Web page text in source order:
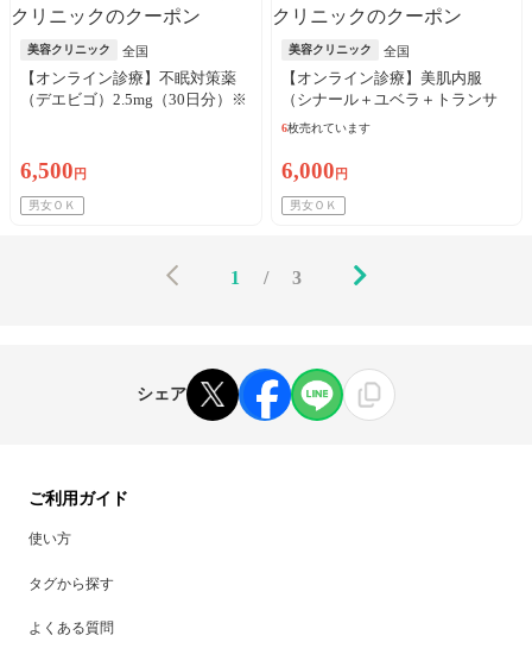
美容クリニック 全国
【オンライン診療】不眠対策薬
（デエビゴ）2.5mg（30日分）※
6,500 円
男女ＯＫ
美容クリニック 全国
【オンライン診療】美肌内服
（シナール＋ユベラ＋トランサ
ミン250mg）30日分 ※初診料・
6枚売れています
6,000 円
男女ＯＫ
1 / 3
シェア
ご利用ガイド
使い方
タグから探す
よくある質問